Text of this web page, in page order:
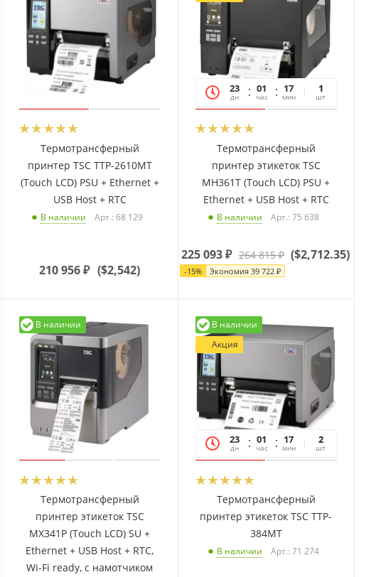
Термотрансферный
принтер TSC TTP-2610MT
(Touch LCD) PSU + Ethernet +
USB Host + RTC
В наличии Арт.: 68 129
210 956₽ ($2,542)
23
дн
01
час
17
мин
06
сек
1
шт
Термотрансферный
принтер этикеток TSC
MH361T (Touch LCD) PSU +
Ethernet + USB Host + RTC
В наличии Арт.: 75 638
225 093₽ 264 815₽
-15% Экономия39 722 ₽
($2,712.35)
В наличии
Термотрансферный
принтер этикеток TSC
MX341P (Touch LCD) SU +
Ethernet + USB Host + RTC,
Wi-Fi ready, с намотчиком
В наличии
Акция
23
дн
01
час
17
мин
06
сек
2
шт
Термотрансферный
принтер этикеток TSC TTP-
384MT
В наличии Арт.: 71 274